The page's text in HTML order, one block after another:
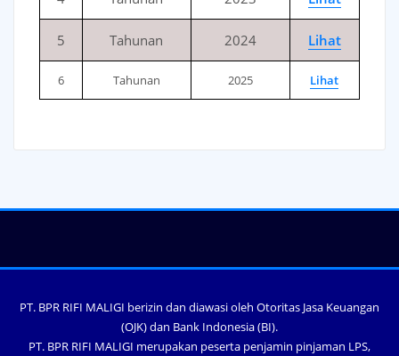
5 Tahunan 2024 Lihat
6 Tahunan 2025 Lihat
PT. BPR RIFI MALIGI berizin dan diawasi oleh Otoritas Jasa Keuangan
(OJK) dan Bank Indonesia (BI).
PT. BPR RIFI MALIGI merupakan peserta penjamin pinjaman LPS,